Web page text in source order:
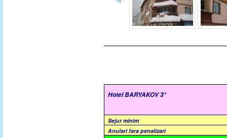
Hotel BARYAKOV 3*
Sejur minim
Anulari fara penalizari